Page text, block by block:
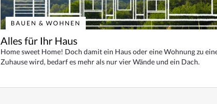
BAUEN & WOHNEN
Alles für Ihr Haus
Home sweet Home! Doch damit ein Haus oder eine Wohnung zu
Zuhause wird, bedarf es mehr als nur vier Wände und ein Dach.